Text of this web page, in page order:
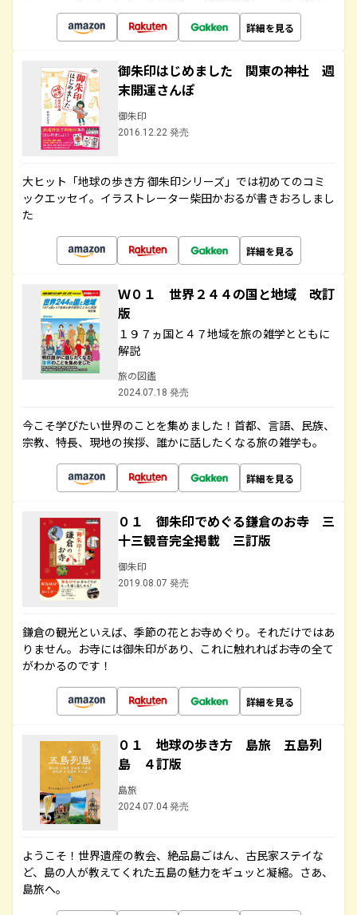
詳細を見る
御朱印はじめました 関東の神社 週
末開運さんぽ
御朱印
2016.12.22 発売
大ヒット「地球の歩き方 御朱印シリーズ」では初めてのコミ
ックエッセイ。イラストレーター柴田かおるが書きおろしまし
た
詳細を見る
Ｗ０１ 世界２４４の国と地域 改訂
版
１９７ヵ国と４７地域を旅の雑学とともに
解説
旅の図鑑
2024.07.18 発売
今こそ学びたい世界のことを集めました！首都、言語、民族、
宗教、特長、現地の挨拶、誰かに話したくなる旅の雑学も。
詳細を見る
０１ 御朱印でめぐる鎌倉のお寺 三
十三観音完全掲載 三訂版
御朱印
2019.08.07 発売
鎌倉の観光といえば、季節の花とお寺めぐり。それだけではあ
りません。お寺には御朱印があり、これに触れればお寺の全て
がわかるのです！
詳細を見る
０１ 地球の歩き方 島旅 五島列
島 ４訂版
島旅
2024.07.04 発売
ようこそ！世界遺産の教会、絶品島ごはん、古民家ステイな
ど、島の人が教えてくれた五島の魅力をギュッと凝縮。さあ、
島旅へ。